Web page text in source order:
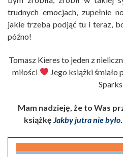
trudnych emocjach, zupełnie
jakie trzeba podjąć tu i teraz,
późno!
Tomasz Kieres to jeden z
miłości
Jego książki śmiało
Mam nadzieję, że to Was
książkę Jakby jutra nie było